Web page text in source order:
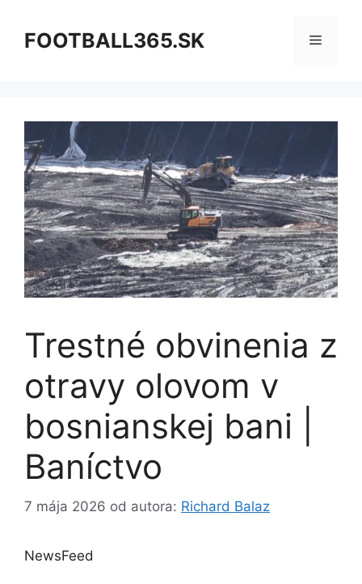
obsahFOOTBALL365.SK Menu
Trestné obvinenia z
otravy olovom v
bosnianskej bani |
Baníctvo
7 mája 2026 od autora: Richard Balaz
NewsFeed